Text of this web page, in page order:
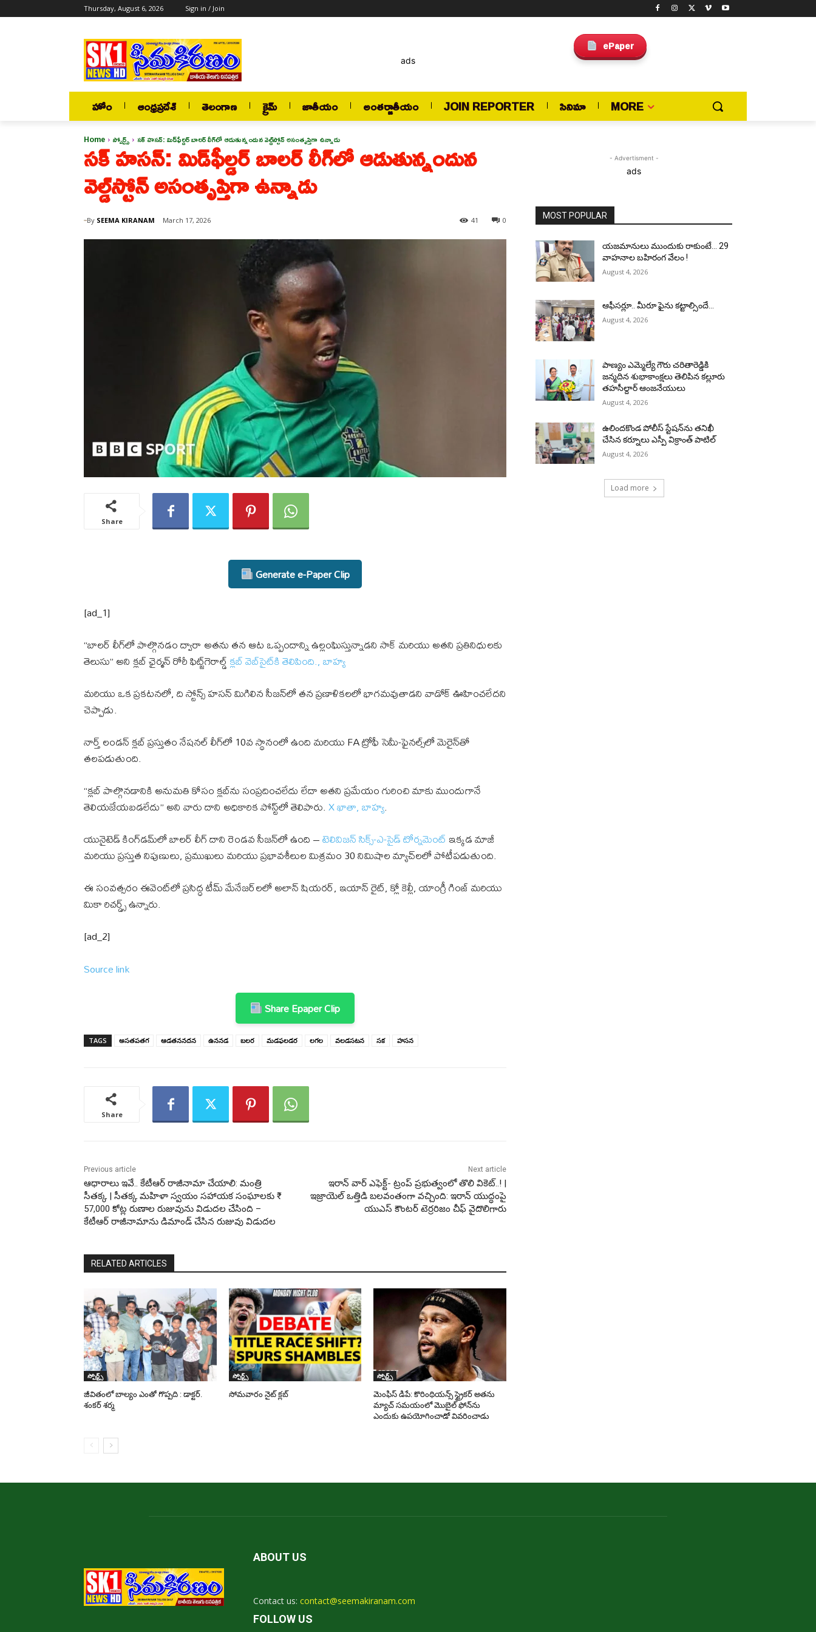
Thursday, August 6, 2026 Sign in / Join
ads
ePaper
హోం ఆంధ్రప్రదేశ్ తెలంగాణ క్రైమ్ జాతీయం అంతర్జాతీయం JOIN REPORTER సినిమా MORE
Home స్పోర్ట్స్ సక్ హసన్: మిడ్‌ఫీల్డర్ బాలర్ లీగ్‌లో ఆడుతున్నందున వెల్డ్‌స్టోన్ అసంతృప్తిగా ఉన్నాడు
సక్ హసన్: మిడ్‌ఫీల్డర్ బాలర్ లీగ్‌లో ఆడుతున్నందున
వెల్డ్‌స్టోన్ అసంతృప్తిగా ఉన్నాడు
By SEEMA KIRANAM March 17, 2026 0
41
Share
Generate e-Paper Clip
[ad_1]
“బాలర్ లీగ్‌లో పాల్గొనడం ద్వారా అతను తన ఆట ఒప్పందాన్ని ఉల్లంఘిస్తున్నాడని సాక్ మరియు అతని ప్రతినిధులకు
తెలుసు” అని క్లబ్ ఛైర్మన్ రోరీ ఫిట్జ్‌గెరాల్డ్క్లబ్ వెబ్‌సైట్‌కి తెలిపింది.,బాహ్య
మరియు ఒక ప్రకటనలో, ది స్టోన్స్ హసన్ మిగిలిన సీజన్‌లో తన ప్రణాళికలలో భాగమవుతాడని వాడోక్ ఊహించలేదని
చెప్పాడు.
నార్త్ లండన్ క్లబ్ ప్రస్తుతం నేషనల్ లీగ్‌లో 10వ స్థానంలో ఉంది మరియు FA ట్రోఫీ సెమీ-ఫైనల్స్‌లో మెరైన్‌తో
తలపడుతుంది.
“క్లబ్ పాల్గొనడానికి అనుమతి కోసం క్లబ్‌ను సంప్రదించలేదు లేదా అతని ప్రమేయం గురించి మాకు ముందుగానే
తెలియజేయబడలేదు” అని వారు దాని అధికారిక పోస్ట్‌లో తెలిపారు.X ఖాతా,బాహ్య.
యునైటెడ్ కింగ్‌డమ్‌లో బాలర్ లీగ్ దాని రెండవ సీజన్‌లో ఉంది –టెలివిజన్ సిక్స్-ఎ-సైడ్ టోర్నమెంట్ ఇక్కడ మాజీ
మరియు ప్రస్తుత నిపుణులు, ప్రముఖులు మరియు ప్రభావశీలుల మిశ్రమం 30 నిమిషాల మ్యాచ్‌లలో పోటీపడుతుంది.
ఈ సంవత్సరం ఈవెంట్‌లో ప్రసిద్ధ టీమ్ మేనేజర్‌లలో అలాన్ షియరర్, ఇయాన్ రైట్, క్లో కెల్లీ, యాంగ్రీ గింజ్ మరియు
మికా రిచర్డ్స్ ఉన్నారు.
[ad_2]
Source link
Share Epaper Clip
TAGS అసతపతగ ఆడతననదన ఉననడ బలర మడఫలడర లగల వలడసటన సక హసన
Share
Previous article
ఆధారాలు ఇవే.. కేటీఆర్ రాజీనామా చేయాలి: మంత్రి
సీతక్క | సీతక్క మహిళా స్వయం సహాయక సంఘాలకు ₹
57,000 కోట్ల రుణాల రుజువును విడుదల చేసింది –
కేటీఆర్ రాజీనామాను డిమాండ్ చేసిన రుజువు విడుదల
Next article
ఇరాన్ వార్ ఎఫెక్ట్- ట్రంప్ ప్రభుత్వంలో తొలి వికెట్..! |
ఇజ్రాయెల్ ఒత్తిడి బలవంతంగా వచ్చింది: ఇరాన్ యుద్ధంపై
యుఎస్ కౌంటర్ టెర్రరిజం చీఫ్ వైదొలిగారు
RELATED ARTICLES
స్పోర్ట్స్
జీవితంలో బాల్యం ఎంతో గొప్పది : డాక్టర్.
శంకర్ శర్మ
స్పోర్ట్స్
సోమవారం నైట్ క్లబ్
స్పోర్ట్స్
మెంఫిస్ డిపే: కొరింథియన్స్ స్ట్రైకర్ అతను
మ్యాచ్ సమయంలో మొబైల్ ఫోన్‌ను
ఎందుకు ఉపయోగించాడో వివరించాడు
- Advertisment -
ads
MOST POPULAR
యజమానులు ముందుకు రాకుంటే… 29
వాహనాల బహిరంగ వేలం !
August 4, 2026
ఆఫీసర్లూ.. మీరూ ఫైను కట్టాల్సిందే…
August 4, 2026
పాణ్యం ఎమ్మెల్యే గౌరు చరితారెడ్డికి
జన్మదిన శుభాకాంక్షలు తెలిపిన కల్లూరు
తహసీల్దార్ ఆంజనేయులు
August 4, 2026
ఉలిందకొండ పోలీస్ స్టేషన్‌ను తనిఖీ
చేసిన కర్నూలు ఎస్పీ విక్రాంత్ పాటిల్
August 4, 2026
Load more
ABOUT US
Contact us: contact@seemakiranam.com
FOLLOW US